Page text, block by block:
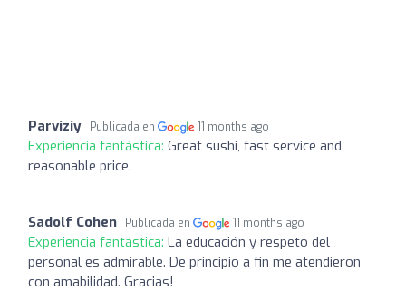
Parviziy Publicada en 11 months ago
Experiencia fantástica: Great sushi, fast service and
reasonable price.
Sadolf Cohen Publicada en 11 months ago
Experiencia fantástica: La educación y respeto del
personal es admirable. De principio a fin me atendieron
con amabilidad. Gracias!